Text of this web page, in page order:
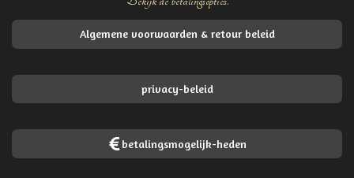
Algemene voorwaarden & retour beleid
privacy-beleid
betalingsmogelijk-heden